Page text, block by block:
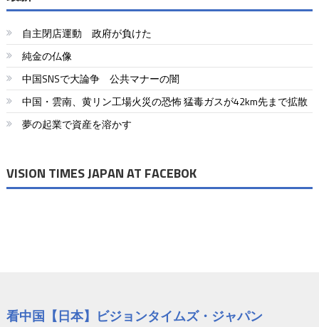
自主閉店運動 政府が負けた
純金の仏像
中国SNSで大論争 公共マナーの闇
中国・雲南、黄リン工場火災の恐怖 猛毒ガスが42km先まで拡散
夢の起業で資産を溶かす
VISION TIMES JAPAN AT FACEBOK
看中国【日本】ビジョンタイムズ・ジャパン